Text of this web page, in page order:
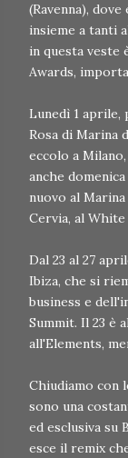
(Ravenna),
insieme a tanti
in questa
Awards,
Lunedì 1 aprile,
Rosa di Marina
eccolo a
anche
nuovo al Marina
Cervia, al White
Dal 23 al 27
Ibiza, che si
business e
Summit. Il 23 è
all'Elements,
Chiudiamo con
sono una
ed esclusiva su
esce il remix